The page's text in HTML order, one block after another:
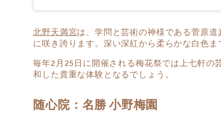
北野天満宮は、学問と芸術の神様である菅原
に咲き誇ります。深い深紅から柔らかな白色
毎年2月25日に開催される梅花祭では上七軒の
和した貴重な体験となるでしょう。
随心院：名勝 小野梅園